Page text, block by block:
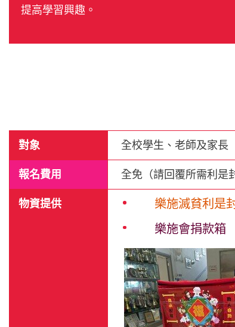
提高學習興趣。
對象 全校學生、老師及家長
報名費用 全免（請回覆所需利是
物資提供 樂施滅貧利是
樂施會捐款箱